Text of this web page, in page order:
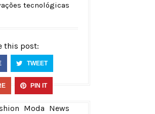
tecnológicas
this post:
TWEET
PIN IT
Moda News